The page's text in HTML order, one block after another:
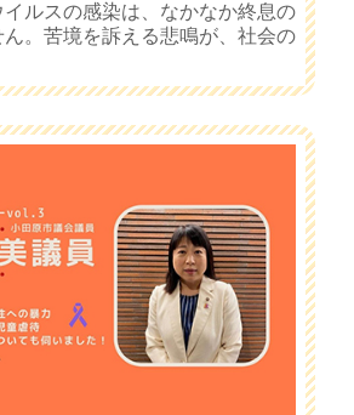
ルスの感染は、なかなか終息の
。苦境を訴える悲鳴が、社会の